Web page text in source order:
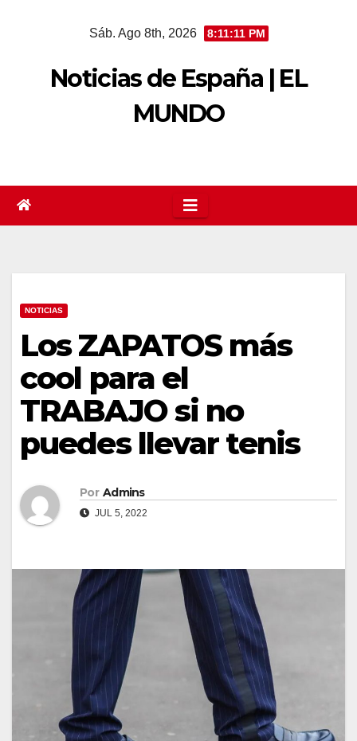
Sáb. Ago 8th, 2026 8:11:12 PM
Noticias de España | EL
MUNDO
NOTICIAS
Los ZAPATOS más
cool para el
TRABAJO si no
puedes llevar tenis
Por Admins
JUL 5, 2022